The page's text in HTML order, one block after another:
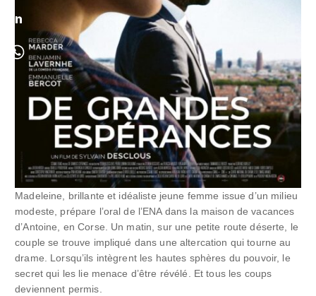
Madeleine, brillante et idéaliste jeune femme issue d’un milieu
modeste, prépare l’oral de l’ENA dans la maison de vacances
d’Antoine, en Corse. Un matin, sur une petite route déserte, le
couple se trouve impliqué dans une altercation qui tourne au
drame. Lorsqu’ils intègrent les hautes sphères du pouvoir, le
secret qui les lie menace d’être révélé. Et tous les coups
deviennent permis.